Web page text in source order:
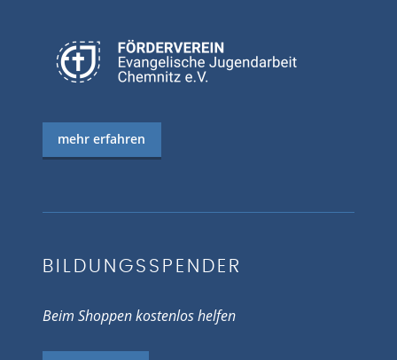
mehr erfahren
BILDUNGSSPENDER
Beim Shoppen kostenlos helfen